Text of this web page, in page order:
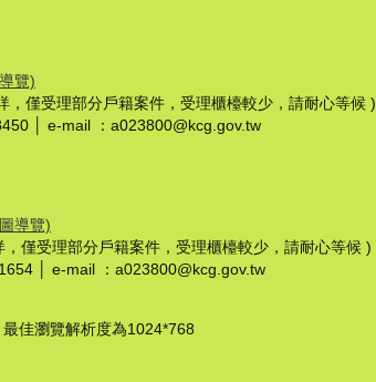
覽)
僅受理部分戶籍案件，受理櫃檯較少，請耐心等候 )
│ e-mail ：a023800@kcg.gov.tw
導覽)
僅受理部分戶籍案件，受理櫃檯較少，請耐心等候 )
│ e-mail ：a023800@kcg.gov.tw
佳瀏覽解析度為1024*768